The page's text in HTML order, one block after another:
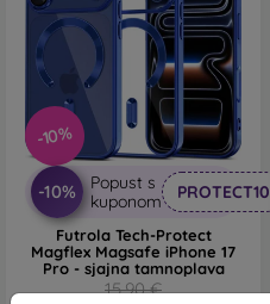
-10%
-10%
Popust s
kuponom
PROTECT10
Futrola Tech-Protect
Magflex Magsafe iPhone 17
Pro - sjajna tamnoplava
15,90 €